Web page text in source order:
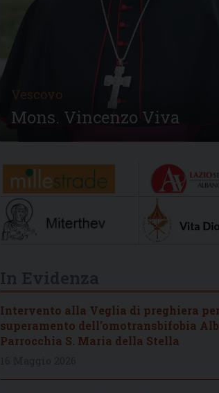
Vescovo
Mons. Vincenzo Viva
Intervento alla Veglia di preghiera
superamento dell’omotransbifobia
Parrocchia S. Maria della Stella